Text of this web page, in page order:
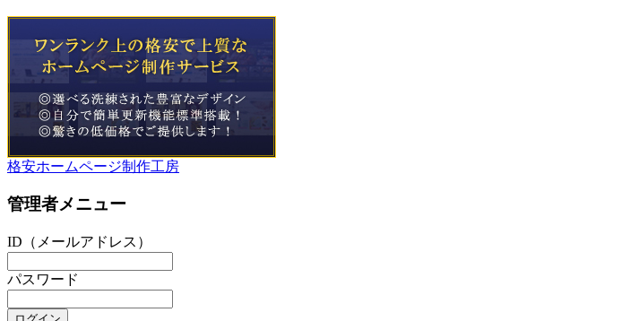
格安ホームページ制作工房
管理者メニュー
ID（メールアドレス）
パスワード